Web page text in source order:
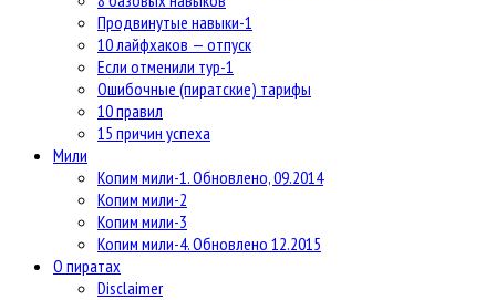
Продвинутые навыки-1
10 лайфхаков — отпуск
Если отменили тур-1
Ошибочные (пиратские) тарифы
10 правил
15 причин успеха
Мили
Копим мили-1. Обновлено, 09.2014
Копим мили-2
Копим мили-3
Копим мили-4. Обновлено 12.2015
О пиратах
Disclaimer